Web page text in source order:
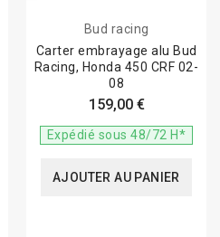
Bud racing
Carter embrayage alu Bud
Racing, Honda 450 CRF 02-
08
159,00 €
Expédié sous 48/72 H*
AJOUTER AU PANIER